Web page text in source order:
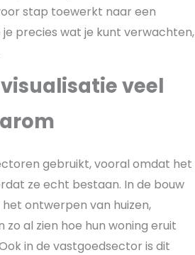
stap toewerkt naar een
precies wat je kunt verwachten,
veel
gebruikt, vooral omdat het
ze echt bestaan. In de bouw
ontwerpen van huizen,
al zien hoe hun woning eruit
in de vastgoedsector is dit